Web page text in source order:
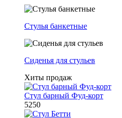
Стулья банкетные
Сиденья для стульев
Хиты продаж
Стул барный Фуд-корт
5250